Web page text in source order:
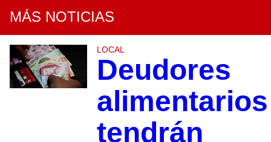
MÁS NOTICIAS
LOCAL
Deudores
alimentarios
tendrán